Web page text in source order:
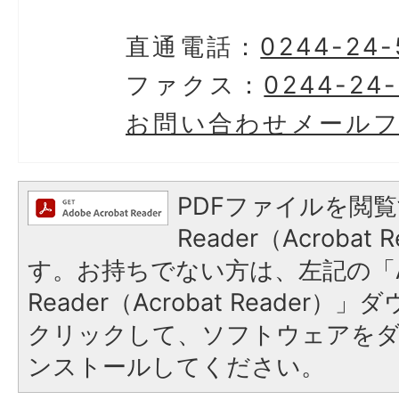
直通電話： 0244-24-
ファクス： 0244-
お問い合わせメール
PDFファイルを閲
Reader（Acrobat
す。お持ちでない方は、左記の
Reader（Acrobat Reader）」ダ
クリックして、ソフトウェアを
ンストールしてください。